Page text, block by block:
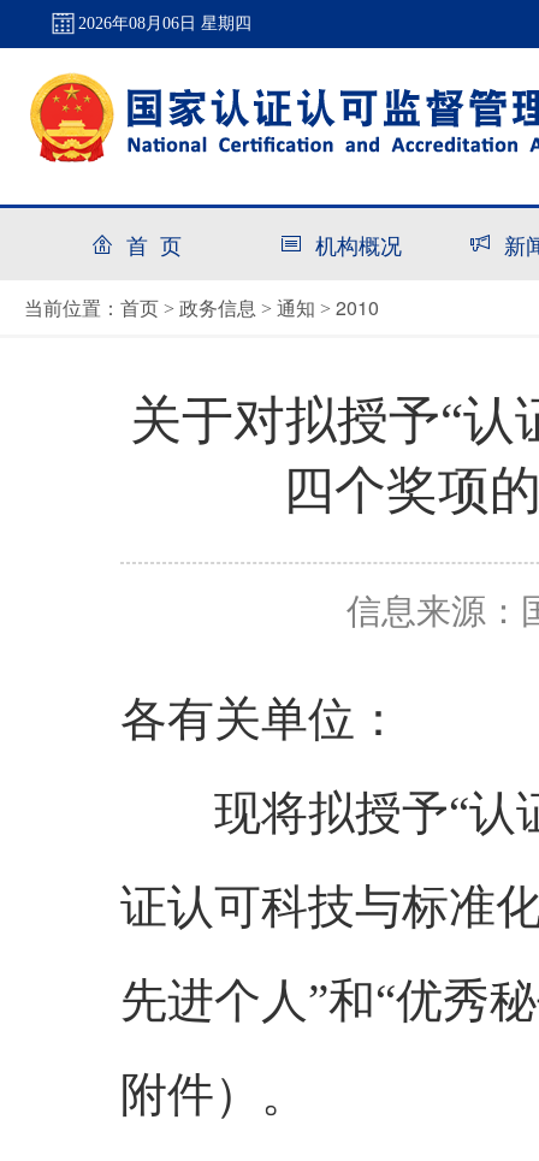
2026年08月06日 星期四
首 页 机构概况 新
当前位置： 首页 > 政务信息 > 通知 > 2010
关于对拟授予“
四个奖项
信息来源：
各有关单位：
现将拟授予“认证
证认可科技与标准
先进个人”和“优秀
附件）。